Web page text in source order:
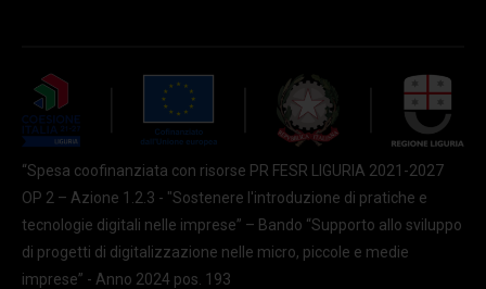
“Spesa coofinanziata con risorse PR FESR LIGURIA 2021-2027
OP 2 – Azione 1.2.3 - "Sostenere l'introduzione di pratiche e
tecnologie digitali nelle imprese” – Bando “Supporto allo sviluppo
di progetti di digitalizzazione nelle micro, piccole e medie
imprese” - Anno 2024 pos. 193